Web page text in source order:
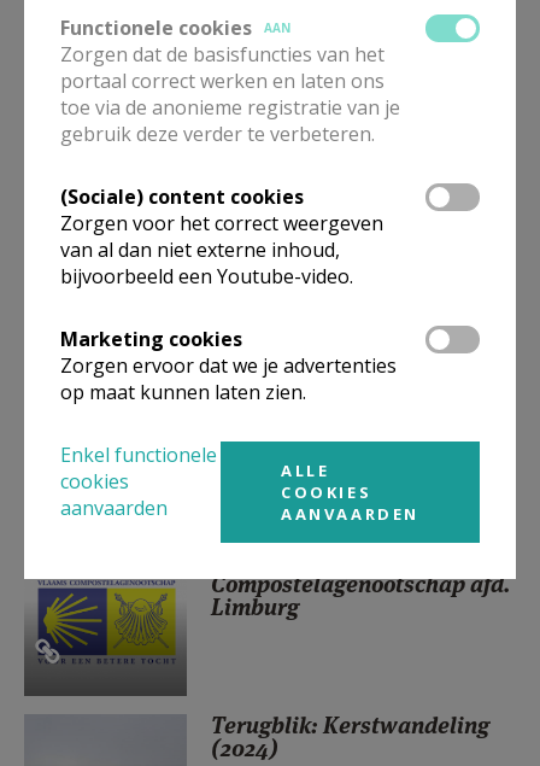
Terugblik
pelgrimstweedaagse
Gerhagen-Averbode
Terugblik (Bijbelse) sterke
vrouwen, toen en nu (2025)
Blog In het voetspoor van
Compostelagenootschap afd.
Limburg
Terugblik: Kerstwandeling
(2024)
Functionele cookies
AAN
Zorgen dat de basisfuncties van het
portaal correct werken en laten ons
toe via de anonieme registratie van je
gebruik deze verder te verbeteren.
(Sociale) content cookies
Zorgen voor het correct weergeven
van al dan niet externe inhoud,
bijvoorbeeld een Youtube-video.
Marketing cookies
Zorgen ervoor dat we je advertenties
op maat kunnen laten zien.
Enkel functionele
cookies
aanvaarden
ALLE
COOKIES
AANVAARDEN